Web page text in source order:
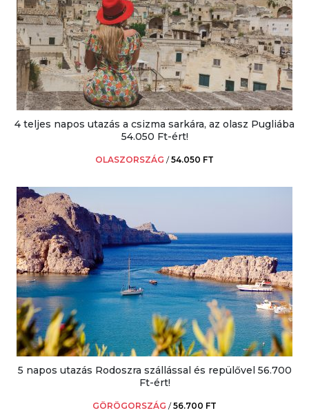
4 teljes napos utazás a csizma sarkára, az olasz Pugliába
54.050 Ft-ért!
OLASZORSZÁG /54.050 FT
5 napos utazás Rodoszra szállással és repülővel 56.700
Ft-ért!
GÖRÖGORSZÁG /56.700 FT